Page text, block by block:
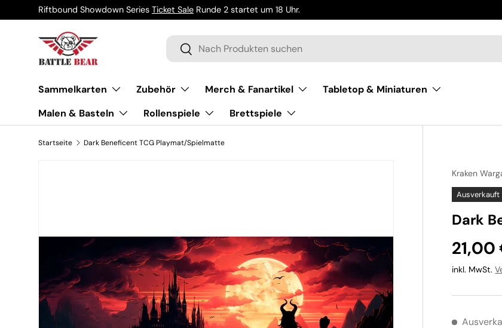
Direkt zum Inhalt
Riftbound Showdown Series Ticket Sale Runde 2 startet um 18 Uhr.
Suchen
Suchen
Sammelkarten Zubehör Merch & Fanartikel
Tabletop & Miniaturen
Malen & Basteln
Rollenspiele Brettspiele
Startseite Dark Beneficent TCG Playmat/Spielmatte
Kraken
Ausverkauft
Dark
21,00
inkl. MwSt.